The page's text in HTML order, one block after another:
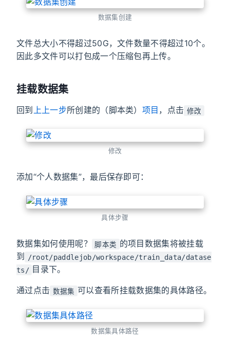
数据集创建
文件总大小不得超过50G，文件数量不得超过10个。
因此多文件可以打包成一个压缩包再上传。
挂载数据集
回到 上上一步所创建的（脚本类） 项目 ，点击 修改
修改
添加“个人数据集”，最后保存即可：
具体步骤
数据集如何使用呢？ 脚本类 的项目数据集将被挂载
到
/root/paddlejob/workspace/train_data/datase
ts/ 目录下。
通过点击 数据集 可以查看所挂载数据集的具体路径。
数据集具体路径